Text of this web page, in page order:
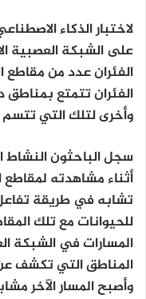
لاختبار الذكاء
على الشبكة العصبية
الفئران عدد من مقاطع
الفئران تتمتع
وأخرى لتلك التي تتسم
سجل الباحثون النشاط
أثناء مشاهدته لمقاطع
تشابه في طريقة تفاعل
للحيوانات مع تلك
المسارات في الشبكة
المناطق التي تكشف عن
وأصبح المسار الآخر